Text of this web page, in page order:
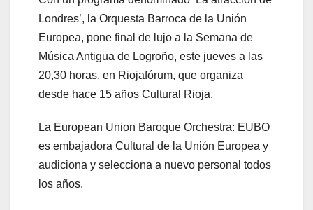
Londres’, la Orquesta Barroca de la Unión
Europea, pone final de lujo a la Semana de
Música Antigua de Logroño, este jueves a las
20,30 horas, en Riojafórum, que organiza
desde hace 15 años Cultural Rioja.
La European Union Baroque Orchestra: EUBO
es embajadora Cultural de la Unión Europea y
audiciona y selecciona a nuevo personal todos
los años.